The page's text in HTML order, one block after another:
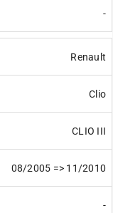
-
Renault
Clio
CLIO III
08/2005 => 11/2010
-